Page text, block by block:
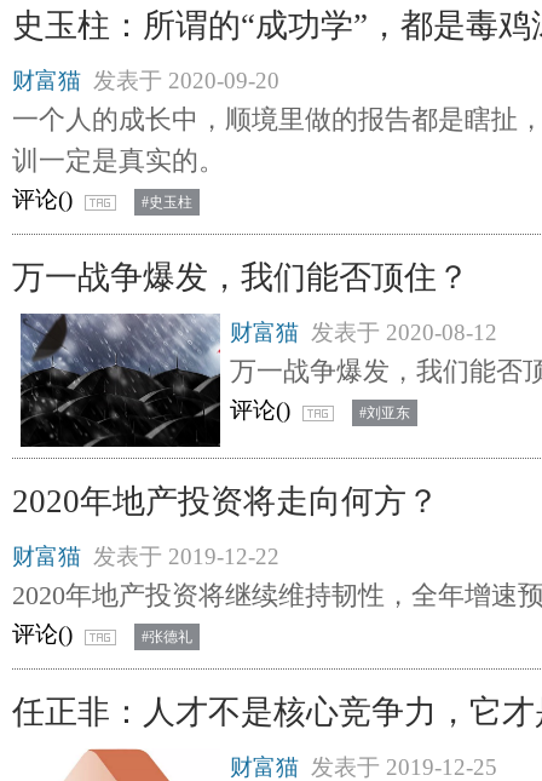
史玉柱：所谓的“成功学”，都是毒鸡
财富猫 发表于 2020-09-20
一个人的成长中，顺境里做的报告都是瞎扯
训一定是真实的。
评论() #史玉柱
万一战争爆发，我们能否顶住？
财富猫 发表于 2020-08-12
万一战争爆发，我们能否
评论() #刘亚东
2020年地产投资将走向何方？
财富猫 发表于 2019-12-22
2020年地产投资将继续维持韧性，全年增速
评论() #张德礼
任正非：人才不是核心竞争力，它
财富猫 发表于 2019-12-25